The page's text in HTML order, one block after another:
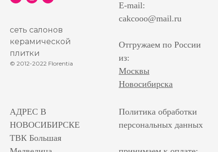
сеть салонов
керамической
плитки
© 2012-2022 Florentia
E-mail:
cakcooo@mail.ru
Отгружаем по России
из:
Москвы
Новосибирска
АДРЕС В
НОВОСИБИРСКЕ
ТВК Большая
Политика обработки
персональных данных